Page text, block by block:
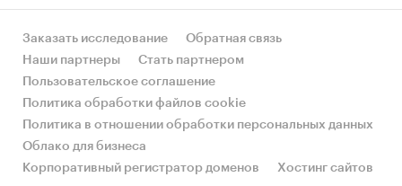
Заказать исследование
Обратная связь
Наши партнеры
Стать партнером
Пользовательское соглашение
Политика обработки файлов cookie
Политика в отношении обработки персональных данных
Облако для бизнеса
Корпоративный регистратор доменов
Хостинг сайтов